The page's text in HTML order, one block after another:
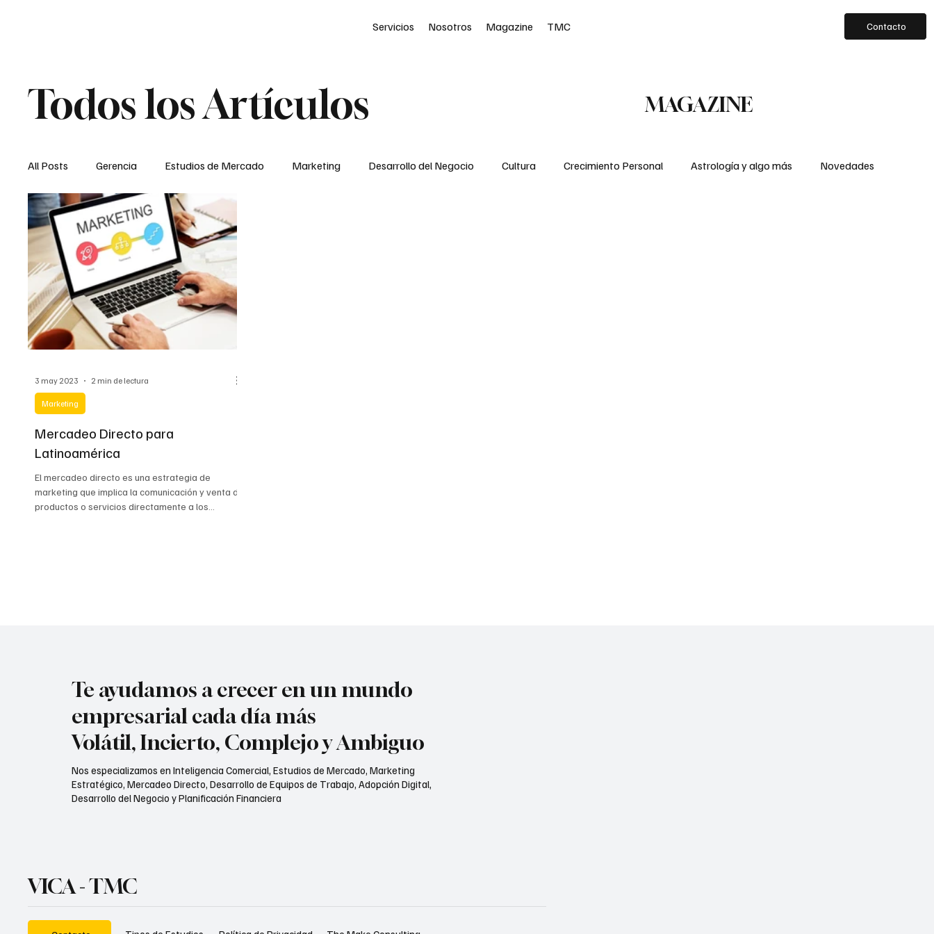
Servicios Nosotros Magazine TMC Contacto
Todos los Artículos MAGAZINE
All Posts Gerencia Estudios de Mercado Marketing Desarrollo del Negocio Cultura Crecimiento Personal Astrología y algo más Novedades
Entrevistas ENC Destacados
Mercadeo Directo para
Latinoamérica
El mercadeo directo es una estrategia de
marketing que implica la comunicación y venta de
productos o servicios directamente a los
Marketing
3 may 2023 2 min de lectura
Te ayudamos a crecer en un mundo
empresarial cada día más
Volátil, Incierto, Complejo y Ambiguo
Nos especializamos en Inteligencia Comercial, Estudios de Mercado, Marketing
Estratégico, Mercadeo Directo, Desarrollo de Equipos de Trabajo, Adopción Digital,
Desarrollo del Negocio y Planificación Financiera
VICA - TMC